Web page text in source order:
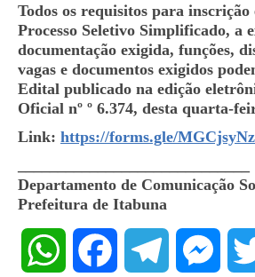
Todos os requisitos para
Processo Seletivo Simplificado, a
documentação exigida, funções,
vagas e documentos exigidos
Edital publicado na edição
Oficial nº º 6.374, desta quarta-
Link: https://forms.gle/
Departamento de Comunicação
Prefeitura de Itabuna
WhatsAppFacebookTelegram